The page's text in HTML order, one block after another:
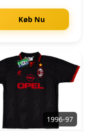
Køb Nu
1996-97